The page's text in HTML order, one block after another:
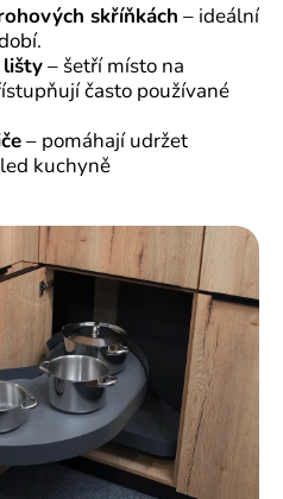
skříňkách – ideální
lišty– šetří místo na
často používané
– pomáhají udržet
kuchyně